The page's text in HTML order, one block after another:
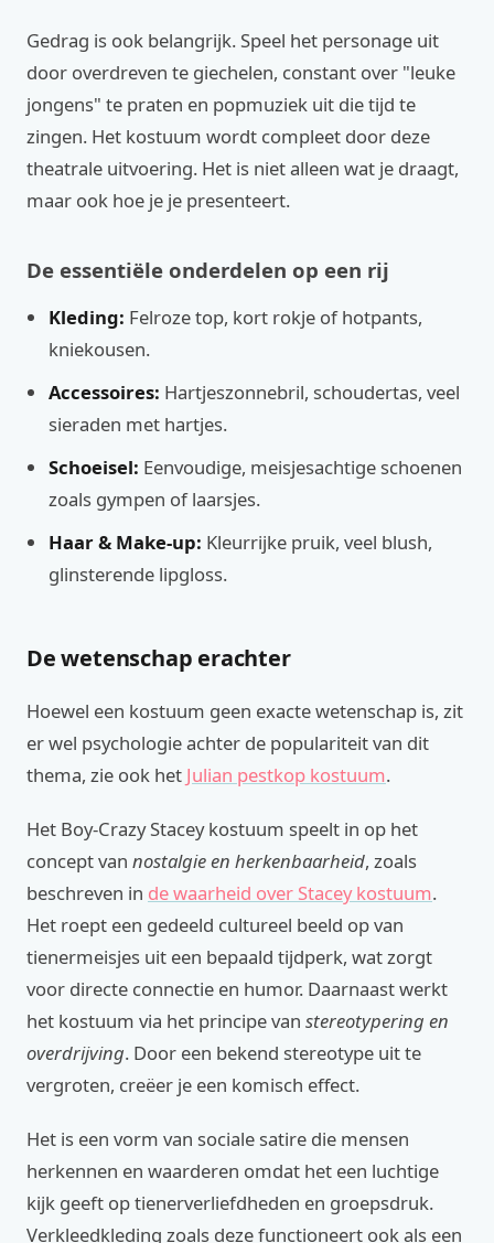
Gedrag is ook belangrijk. Speel het personage uit
door overdreven te giechelen, constant over "leuke
jongens" te praten en popmuziek uit die tijd te
zingen. Het kostuum wordt compleet door deze
theatrale uitvoering. Het is niet alleen wat je draagt,
maar ook hoe je je presenteert.
De essentiële onderdelen op een rij
Kleding: Felroze top, kort rokje of hotpants,
kniekousen.
Accessoires: Hartjeszonnebril, schoudertas, veel
sieraden met hartjes.
Schoeisel: Eenvoudige, meisjesachtige schoenen
zoals gympen of laarsjes.
Haar & Make-up: Kleurrijke pruik, veel blush,
glinsterende lipgloss.
De wetenschap erachter
Hoewel een kostuum geen exacte wetenschap is, zit
er wel psychologie achter de populariteit van dit
thema, zie ook het Julian pestkop kostuum.
Het Boy-Crazy Stacey kostuum speelt in op het
concept van nostalgie en herkenbaarheid, zoals
beschreven in de waarheid over Stacey kostuum.
Het roept een gedeeld cultureel beeld op van
tienermeisjes uit een bepaald tijdperk, wat zorgt
voor directe connectie en humor. Daarnaast werkt
het kostuum via het principe van stereotypering en
overdrijving. Door een bekend stereotype uit te
vergroten, creëer je een komisch effect.
Het is een vorm van sociale satire die mensen
herkennen en waarderen omdat het een luchtige
kijk geeft op tienerverliefdheden en groepsdruk.
Verkleedkleding zoals deze functioneert ook als een